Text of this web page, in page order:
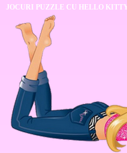
JOCURI PUZZLE CU HELLO